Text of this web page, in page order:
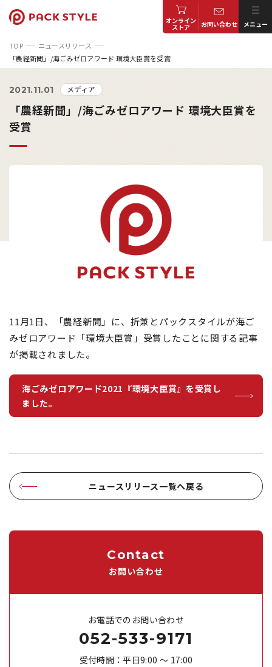
オンライン
ストア お問い合わせ メニュー
TOP
ニュースリリース
「農経新聞」/海ごみゼロアワード 環境大臣賞を受賞
2021.11.01 メディア
「農経新聞」/海ごみゼロアワード 環境大臣賞を
受賞
11月1日、「農経新聞」に、折兼とパックスタイルが海ご
みゼロアワード「環境大臣賞」受賞したことに関する記事
が掲載されました。
海ごみゼロアワード2021『環境大臣賞』を受賞し
ました。
ニュースリリース一覧へ戻る
Contact
お問い合わせ
お電話でのお問い合わせ
052-533-9171
受付時間：平日9:00 ～ 17:00